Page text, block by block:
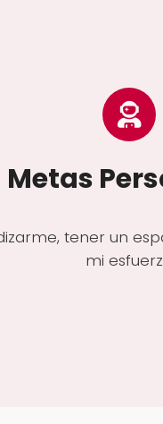
Metas
tener un
mi